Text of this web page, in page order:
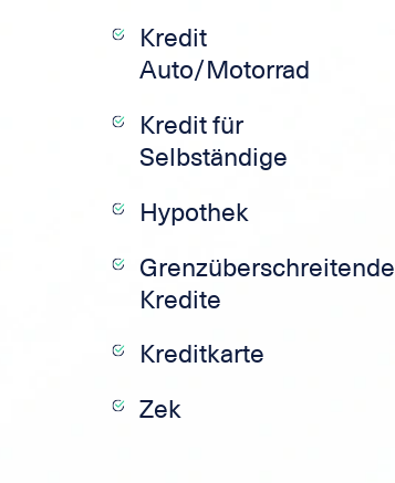
Kredit
Auto/Motorrad
Kredit für
Selbständige
Hypothek
Grenzüberschreitende
Kredite
Kreditkarte
Zek